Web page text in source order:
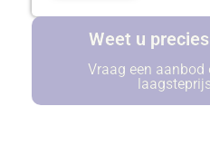
Weet u
Vraag een